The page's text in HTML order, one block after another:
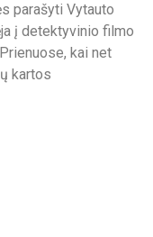
parašyti Vytauto
į detektyvinio filmo
kai net
kartos